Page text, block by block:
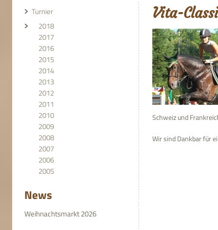
Turnier
2018
2017
2016
2015
2014
2013
2012
2011
2010
2009
2008
2007
2006
2005
News
Weihnachtsmarkt 2026
Vita-
Schweiz und
Wir sind Dankbar für